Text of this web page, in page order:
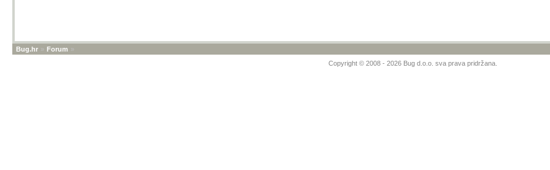
Bug.hr » Forum »
Copyright © 2008 - 2026 Bug d.o.o. sva prava pridržana.